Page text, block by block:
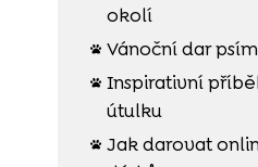
okolí
 Vánoční dar
 Inspirativní
útulku
 Jak darovat